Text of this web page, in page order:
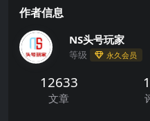
作者信息
NS头号玩家
等级 永久会员
12633
文章